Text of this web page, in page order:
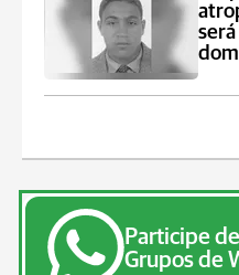
Participe
Grupos de